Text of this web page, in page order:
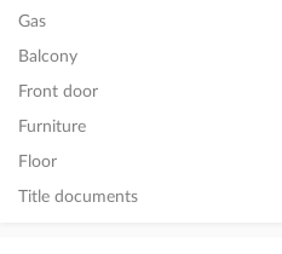
Gas
Balcony
Front door
Furniture
Floor
Title documents